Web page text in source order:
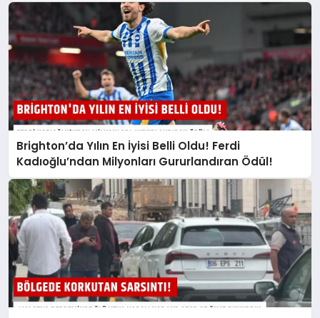
Brighton’da Yılın En İyisi Belli Oldu! Ferdi
Kadıoğlu’ndan Milyonları Gururlandıran Ödül!